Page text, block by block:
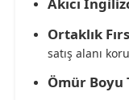
Ortaklık
satış alanı
Ömür Boyu